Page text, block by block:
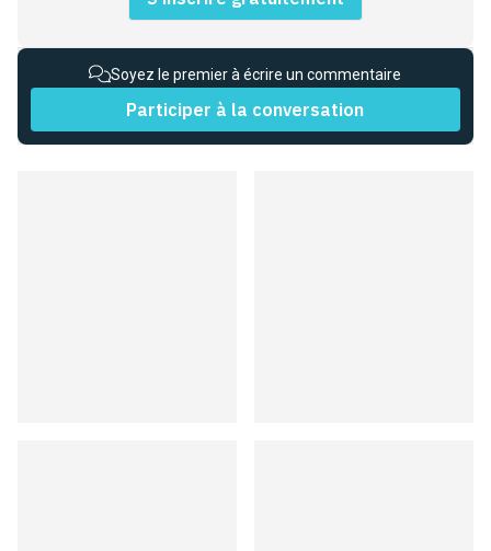
Soyez le premier à écrire un commentaire
Participer à la conversation